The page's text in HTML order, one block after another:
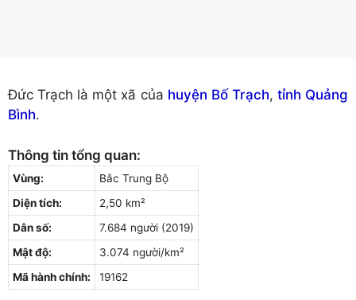
Đức Trạch là một xã của huyện Bố Trạch, tỉnh Quảng
Bình.
Thông tin tổng quan:
Vùng:
Bắc Trung Bộ
Diện tích:
2,50 km²
Dân số:
7.684 người (2019)
Mật độ:
3.074 người/km²
Mã hành chính:
19162